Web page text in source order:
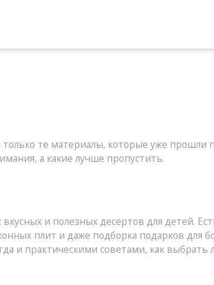
те материалы, которые уже прошли
а какие лучше пропустить.
и полезных десертов для детей.
плит и даже подборка подарков для
и практическими советами, как выбрать